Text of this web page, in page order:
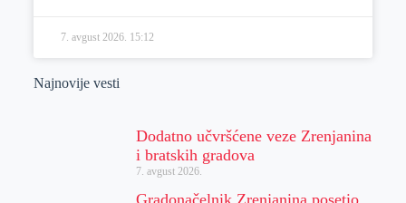
7. avgust 2026. 15:12
Najnovije vesti
Dodatno učvršćene veze Zrenjanina
i bratskih gradova
7. avgust 2026.
Gradonačelnik Zrenjanina posetio